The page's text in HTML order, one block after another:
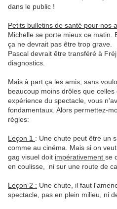
dans le public !
Petits bulletins de santé pour nos
Michelle se porte mieux ce matin.
ça ne devrait pas être trop grave.
Pascal devrait être transféré à
diagnostics.
Mais à part ça les amis, sans
beaucoup moins drôles que
expérience du spectacle, vous
fondamentaux. Alors permettez-
règles:
Leçon 1 : Une chute peut être un
comme au cinéma. Mais si on
gag visuel doit impérativement se
en coulisse, ni sur une route de
Leçon 2 : Une chute, il faut
spectacle, pas en plein milieu, ni